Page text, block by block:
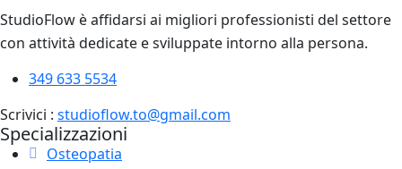
StudioFlow è affidarsi ai migliori professionisti del settore
con attività dedicate e sviluppate intorno alla persona.
349 633 5534
Scrivici : studioflow.to@gmail.com
Specializzazioni
Osteopatia